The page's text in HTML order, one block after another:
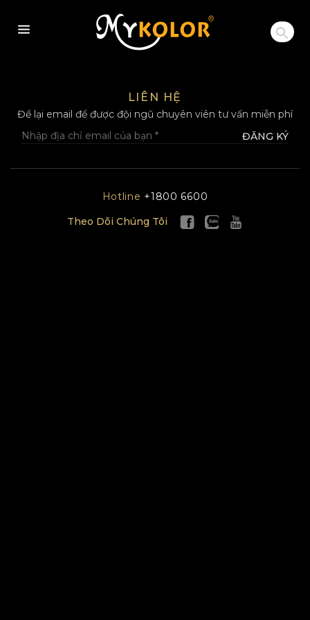
MYKOLOR
LIÊN HỆ
Để lại email để được đội ngũ chuyên viên tư vấn miễn phí
ĐĂNG KÝ
Hotline +1800 6600
Theo Dõi Chúng Tôi